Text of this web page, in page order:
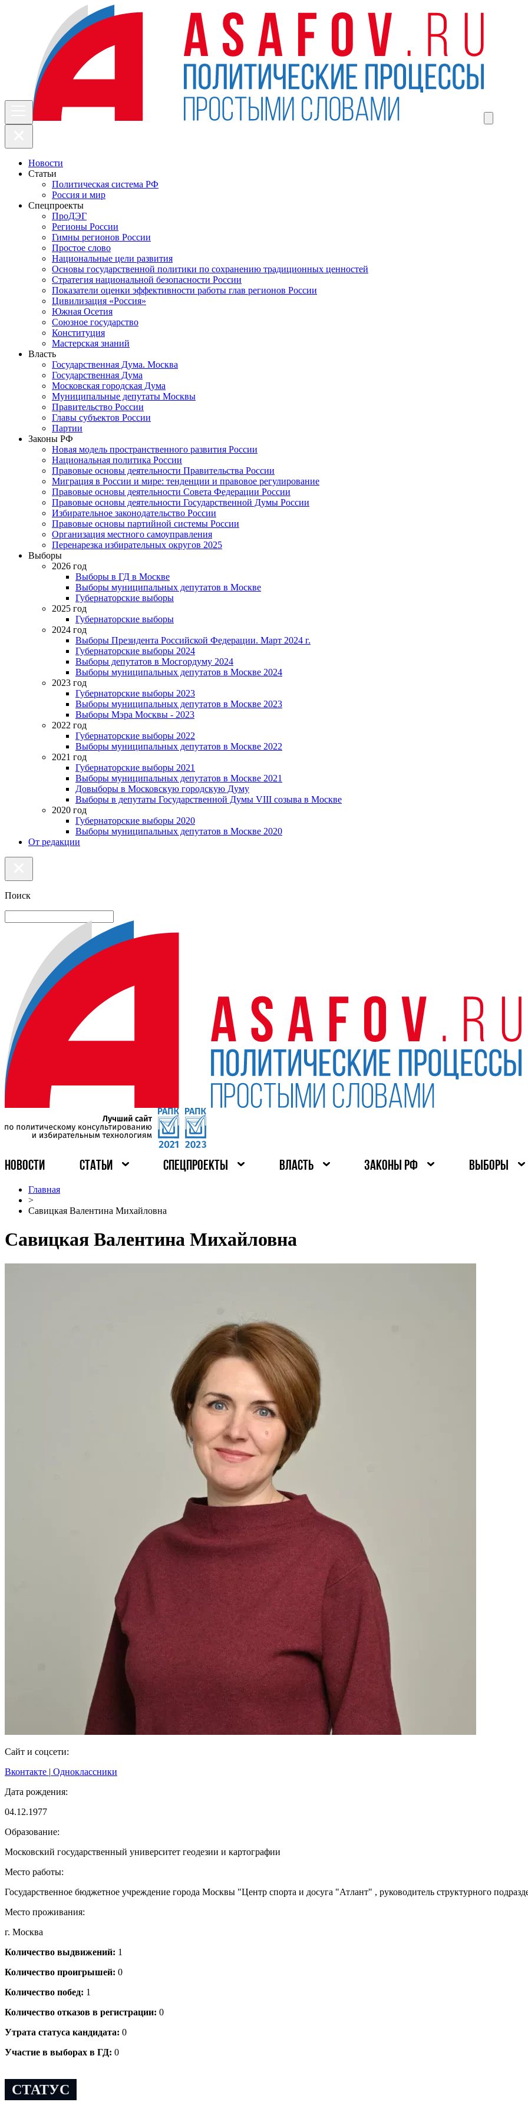
Новости
Статьи
Политическая система РФ
Россия и мир
Спецпроекты
ПроДЭГ
Регионы России
Гимны регионов России
Простое слово
Национальные цели развития
Основы государственной политики по сохранению традиционных ценностей
Стратегия национальной безопасности России
Показатели оценки эффективности работы глав регионов России
Цивилизация «Россия»
Южная Осетия
Союзное государство
Конституция
Мастерская знаний
Власть
Государственная Дума. Москва
Государственная Дума
Московская городская Дума
Муниципальные депутаты Москвы
Правительство России
Главы субъектов России
Партии
Законы РФ
Новая модель пространственного развития России
Национальная политика России
Правовые основы деятельности Правительства России
Миграция в России и мире: тенденции и правовое регулирование
Правовые основы деятельности Совета Федерации России
Правовые основы деятельности Государственной Думы России
Избирательное законодательство России
Правовые основы партийной системы России
Организация местного самоуправления
Перенарезка избирательных округов 2025
Выборы
2026 год
Выборы в ГД в Москве
Выборы муниципальных депутатов в Москве
Губернаторские выборы
2025 год
Губернаторские выборы
2024 год
Выборы Президента Российской Федерации. Март 2024 г.
Губернаторские выборы 2024
Выборы депутатов в Мосгордуму 2024
Выборы муниципальных депутатов в Москве 2024
2023 год
Губернаторские выборы 2023
Выборы муниципальных депутатов в Москве 2023
Выборы Мэра Москвы - 2023
2022 год
Губернаторские выборы 2022
Выборы муниципальных депутатов в Москве 2022
2021 год
Губернаторские выборы 2021
Выборы муниципальных депутатов в Москве 2021
Довыборы в Московскую городскую Думу
Выборы в депутаты Государственной Думы VIII созыва в Москве
2020 год
Губернаторские выборы 2020
Выборы муниципальных депутатов в Москве 2020
От редакции
Поиск
НОВОСТИ СТАТЬИ СПЕЦПРОЕКТЫ ВЛАСТЬ ЗАКОНЫ РФ ВЫБОРЫ
Главная
>
Савицкая Валентина Михайловна
Савицкая Валентина Михайловна
Сайт и соцсети:
Вконтакте | Одноклассники
Дата рождения:
04.12.1977
Образование:
Московский государственный университет геодезии и картографии
Место работы:
Государственное бюджетное учреждение города Москвы "Центр спорта и досуга "Атлант" , руководитель структурного
Место проживания:
г. Москва
Количество выдвижений: 1
Количество проигрышей: 0
Количество побед: 1
Количество отказов в регистрации: 0
Утрата статуса кандидата: 0
Участие в выборах в ГД: 0
СТАТУС